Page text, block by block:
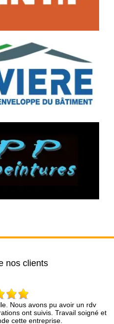
nos clients
pu avoir un rdv
Travail soigné et
Mr Brun et
Nous